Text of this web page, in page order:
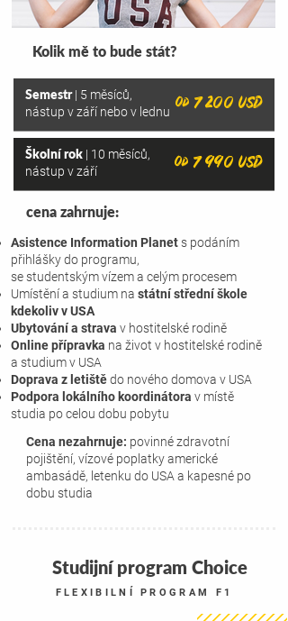
Kolik mě to bude stát?
Semestr| 5 měsíců,
nástup v září nebo v lednu od 7 200 USD
Školní rok | 10 měsíců,
nástup v září
od 7 990 USD
cena zahrnuje:
Asistence Information Planet s podáním
přihlášky do programu,
se studentskýmvízem a celým procesem
Umístění a studium na státní střední škole
kdekoliv v USA
Ubytování a strava v hostitelské rodině
Online přípravka na život v hostitelské rodině
a studium v USA
Doprava z letištědo nového domova v USA
Podpora lokálního koordinátora v místě
studia po celou dobu pobytu
Cena nezahrnuje: povinné zdravotní
pojištění, vízové poplatky americké
ambasádě, letenku do USA a kapesné po
dobu studia
Studijní program Choice
FLEXIBILNÍ PROGRAM F1